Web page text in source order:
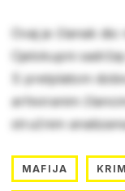
Ovaj je članak
Cjelokupni
S pretplatom
arhiviranim
stručnim
MAFIJA